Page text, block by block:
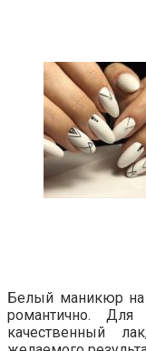
Белый маникюр на
романтично. Для
качественный